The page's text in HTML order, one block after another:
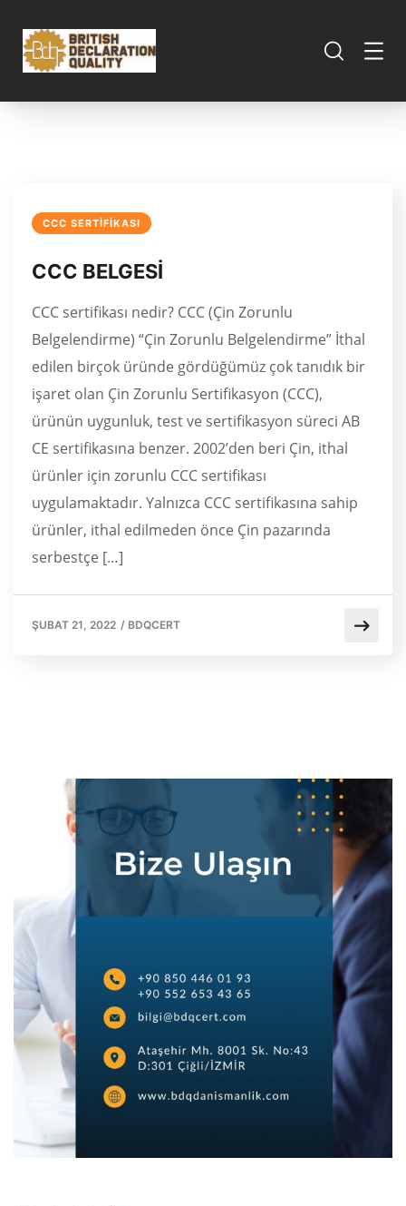
CCC SERTIFIKASI
CCC BELGESİ
CCC sertifikası nedir? CCC (Çin Zorunlu
Belgelendirme) “Çin Zorunlu Belgelendirme” İthal
edilen birçok üründe gördüğümüz çok tanıdık bir
işaret olan Çin Zorunlu Sertifikasyon (CCC),
ürünün uygunluk, test ve sertifikasyon süreci AB
CE sertifikasına benzer. 2002’den beri Çin, ithal
ürünler için zorunlu CCC sertifikası
uygulamaktadır. Yalnızca CCC sertifikasına sahip
ürünler, ithal edilmeden önce Çin pazarında
serbestçe […]
ŞUBAT 21, 2022 / BDQCERT